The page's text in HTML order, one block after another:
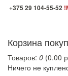
+375 29 104-55-52
Корзина
Товаров: 0 (0.00
Ничего не